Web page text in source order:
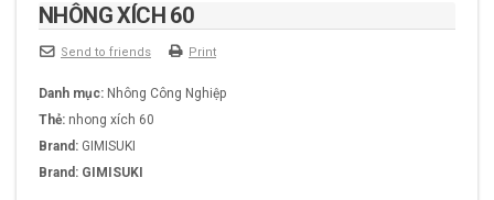
NHÔNG XÍCH 60
Send to friends Print
Danh mục: Nhông Công Nghiệp
Thẻ: nhong xích 60
Brand: GIMISUKI
Brand: GIMISUKI